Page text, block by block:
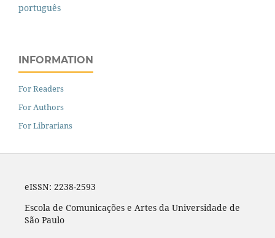
português
INFORMATION
For Readers
For Authors
For Librarians
eISSN: 2238-2593
Escola de Comunicações e Artes da Universidade de
São Paulo